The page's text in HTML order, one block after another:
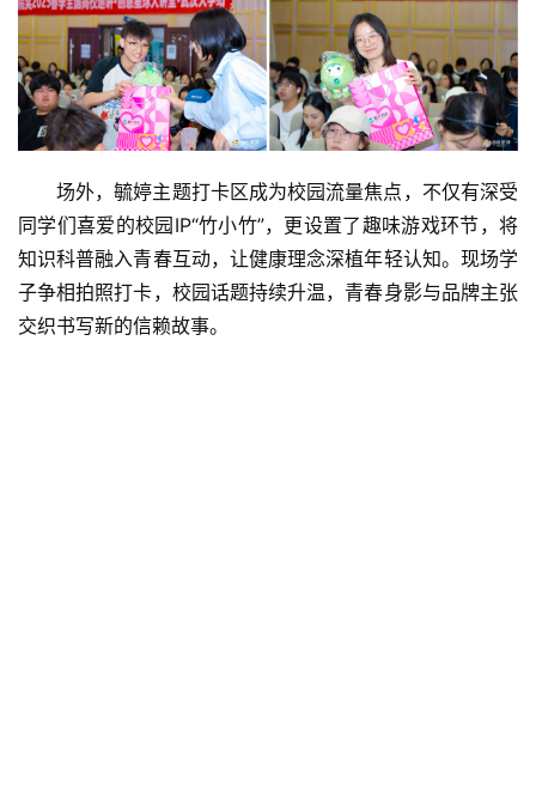
场外，毓婷主题打卡区成为校园流量焦点，不仅有深受
同学们喜爱的校园IP“竹小竹”，更设置了趣味游戏环节，将
知识科普融入青春互动，让健康理念深植年轻认知。现场学
子争相拍照打卡，校园话题持续升温，青春身影与品牌主张
交织书写新的信赖故事。